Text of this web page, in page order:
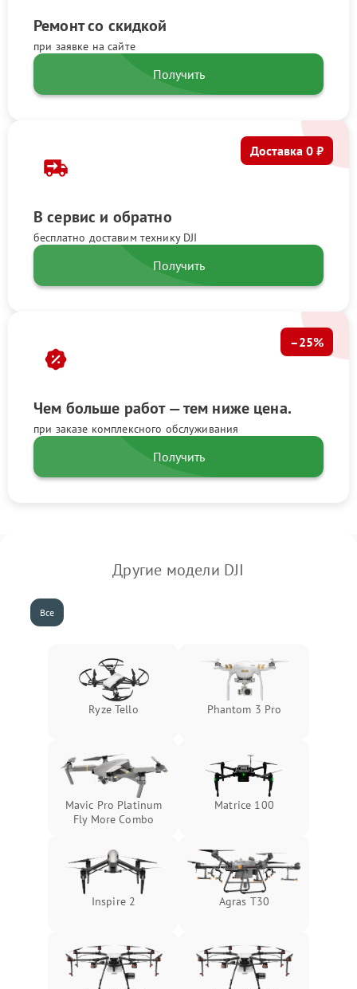
Ремонт со скидкой
при заявке на сайте
Получить
В сервис и обратно
бесплатно доставим технику DJI
Доставка 0 ₽
Получить
Чем больше работ — тем ниже цена.
при заказе комплексного обслуживания
–25%
Получить
Другие модели DJI
Все
Ryze Tello Phantom 3 Pro
Mavic Pro Platinum
Fly More Combo
Matrice 100
Inspire 2 Agras T30